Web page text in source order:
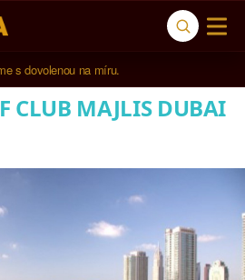
s dovolenou na míru.
CLUB MAJLIS DUBAI